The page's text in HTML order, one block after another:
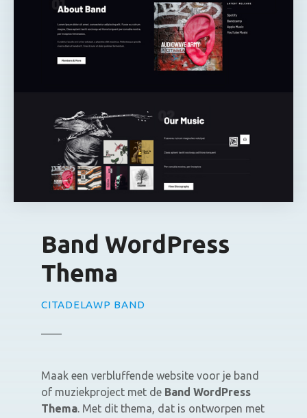
Band WordPress
Thema
CITADELAWP BAND
Maak een verbluffende website voor je band
of muziekproject met de Band WordPress
Thema. Met dit thema, dat is ontworpen met